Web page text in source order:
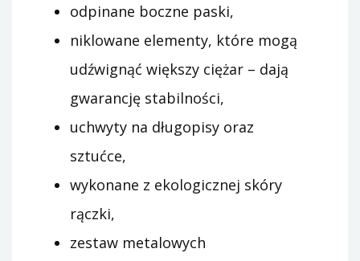
odpinane boczne paski,
niklowane elementy, które mogą
udźwignąć większy ciężar – dają
gwarancję stabilności,
uchwyty na długopisy oraz
sztućce,
wykonane z ekologicznej skóry
rączki,
zestaw metalowych